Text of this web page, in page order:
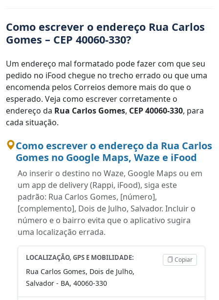
Como escrever o endereço Rua Carlos
Gomes – CEP 40060-330?
Um endereço mal formatado pode fazer com que seu
pedido no iFood chegue no trecho errado ou que uma
encomenda pelos Correios demore mais do que o
esperado. Veja como escrever corretamente o
endereço da Rua Carlos Gomes, CEP 40060-330, para
cada situação.
Como escrever o endereço da Rua Carlos
Gomes no Google Maps, Waze e iFood
Ao inserir o destino no Waze, Google Maps ou em
um app de delivery (Rappi, iFood), siga este
padrão: Rua Carlos Gomes, [número],
[complemento], Dois de Julho, Salvador. Incluir o
número e o bairro evita que o aplicativo sugira
uma localização errada.
LOCALIZAÇÃO, GPS E MOBILIDADE:
Rua Carlos Gomes, Dois de Julho,
Salvador - BA, 40060-330
Copiar